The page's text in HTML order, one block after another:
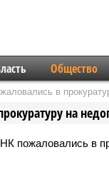
Общество
в
на